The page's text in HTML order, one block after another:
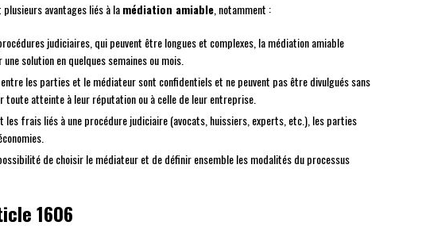
avantages liés à lamédiation amiable , notamment :
judiciaires, qui peuvent être longues et complexes, la médiation amiable
solution en quelques semaines ou mois.
les parties et le médiateur sont confidentiels et ne peuvent pas être divulgués sans
toute atteinte à leur réputation ou à celle de leur entreprise.
les frais liés à une procédure judiciaire (avocats, huissiers, experts, etc.), les parties
de choisir le médiateur et de définir ensemble les modalités du processus
1606